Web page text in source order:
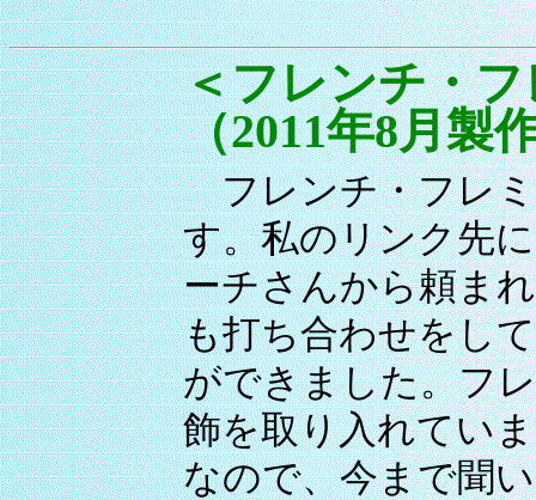
＜フレンチ・
（2011年8月製
フレンチ・フレミ
す。私のリンク先
ーチさんから頼ま
も打ち合わせをし
ができました。フ
飾を取り入れてい
なので、今まで聞